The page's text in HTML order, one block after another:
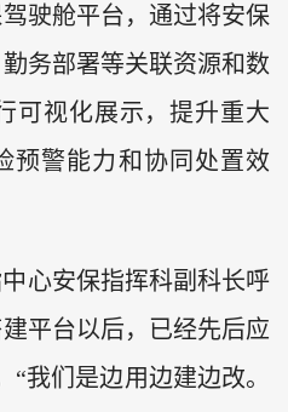
驶舱平台，通过将安保
务部署等关联资源和数
可视化展示，提升重大
预警能力和协同处置效
心安保指挥科副科长呼
平台以后，已经先后应
“我们是边用边建边改。